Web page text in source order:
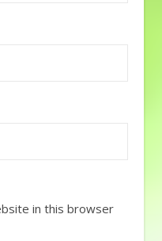
in this browser